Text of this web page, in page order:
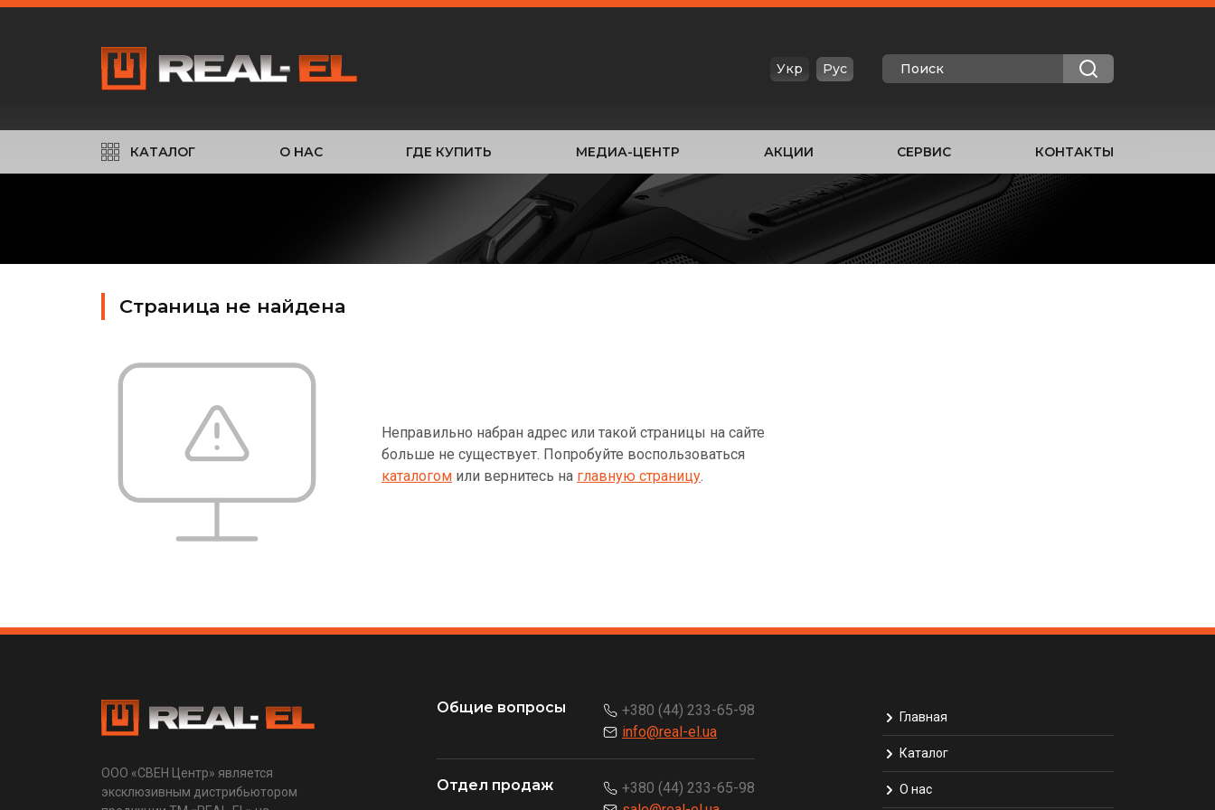
Укр Рус
КАТАЛОГ О НАС ГДЕ КУПИТЬ МЕДИА-ЦЕНТР АКЦИИ СЕРВИС КОНТАКТЫ
Страница не найдена
Неправильно набран адрес или такой страницы на сайте
больше не существует. Попробуйте воспользоваться
каталогом или вернитесь на главную страницу.
ООО «СВЕН Центр» является
эксклюзивным дистрибьютором
Общие вопросы
+380 (44) 233-65-98
info@real-el.ua
Отдел продаж
+380 (44) 233-65-98
Главная
Каталог
О нас